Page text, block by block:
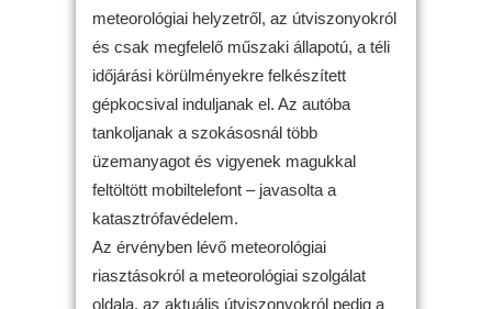
meteorológiai helyzetről, az útviszonyokról
és csak megfelelő műszaki állapotú, a téli
időjárási körülményekre felkészített
gépkocsival induljanak el. Az autóba
tankoljanak a szokásosnál több
üzemanyagot és vigyenek magukkal
feltöltött mobiltelefont – javasolta a
katasztrófavédelem.
Az érvényben lévő meteorológiai
riasztásokról a meteorológiai szolgálat
oldala, az aktuális útviszonyokról pedig a